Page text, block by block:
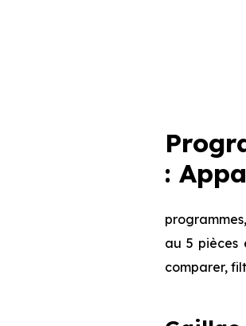
:
au 5 pièces
comparer,